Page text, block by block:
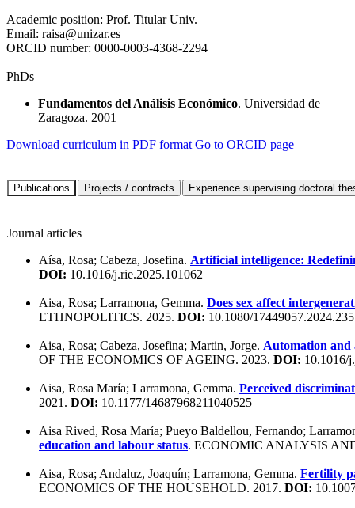
Academic position: Prof. Titular Univ.
Email: raisa@unizar.es
ORCID number: 0000-0003-4368-2294
PhDs
Fundamentos del Análisis Económico. Universidad de
Zaragoza. 2001
Download curriculum in PDF format Go to ORCID page
Journal articles
Aísa, Rosa; Cabeza, Josefina. Artificial intelligence:
DOI: 10.1016/j.rie.2025.101062
Aisa, Rosa; Larramona, Gemma. Does sex affect
ETHNOPOLITICS. 2025. DOI: 10.1080/
Aisa, Rosa; Cabeza, Josefina; Martin, Jorge. Automation and
OF THE ECONOMICS OF AGEING. 2023. DOI: 10.1016/
Aisa, Rosa María; Larramona, Gemma. Perceived
2021. DOI: 10.1177/14687968211040525
Aisa Rived, Rosa María; Pueyo Baldellou, Fernando;
education and labour status. ECONOMIC ANALYSIS
Aisa, Rosa; Andaluz, Joaquín; Larramona, Gemma. Fertility
ECONOMICS OF THE HOUSEHOLD. 2017. DOI: